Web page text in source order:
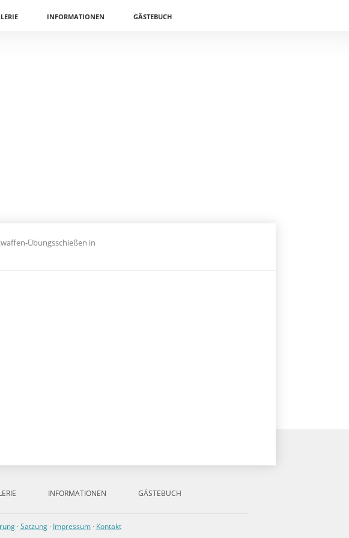
INFORMATIONEN GÄSTEBUCH
Übungsschießen in
INFORMATIONEN GÄSTEBUCH
· Satzung· Impressum· Kontakt